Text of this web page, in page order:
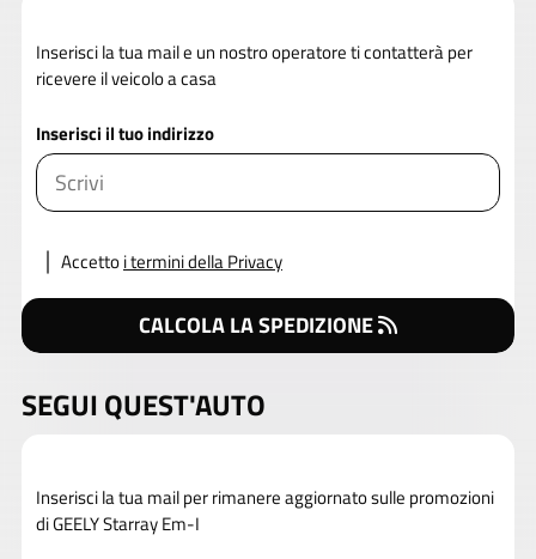
Inserisci la tua mail e un nostro operatore ti contatterà per
ricevere il veicolo a casa
Inserisci il tuo indirizzo
Accettoi termini della Privacy
CALCOLA LA SPEDIZIONE
SEGUI QUEST'AUTO
Inserisci la tua mail per rimanere aggiornato sulle promozioni
di GEELY Starray Em-I